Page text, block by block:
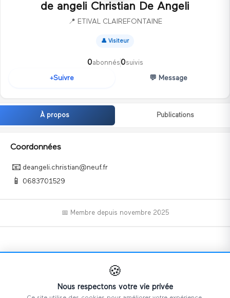
de angeli Christian De Angeli
📍 ETIVAL CLAIREFONTAINE
👤 Visiteur
0abonnés0suivis
+Suivre 💬 Message
À propos Publications
Coordonnées
📧 deangeli.christian@neuf.fr
📱 0683701529
📅 Membre depuis novembre 2025
📝
🍪
Nous respectons votre vie privée